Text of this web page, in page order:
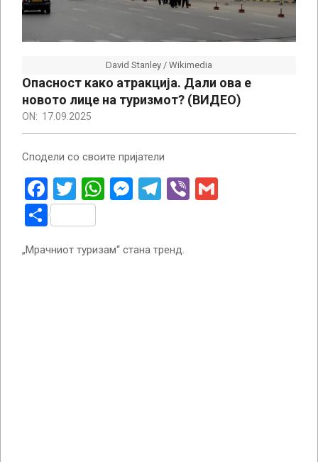
David Stanley / Wikimedia
Опасност како атракција. Дали ова е
новото лице на туризмот? (ВИДЕО)
ON: 17.09.2025
Сподели со своите пријатели
Facebook
Twitter
WhatsApp
Messenger
Telegram
Viber
Share
„Мрачниот туризам“ стана тренд.